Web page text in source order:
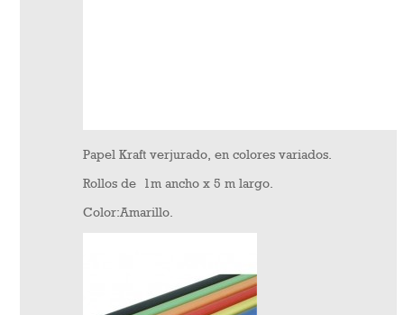
Papel Kraft verjurado, en colores variados.
Rollos de 1m ancho x 5 m largo.
Color:Amarillo.